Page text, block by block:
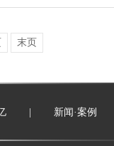
末页
新闻·案例